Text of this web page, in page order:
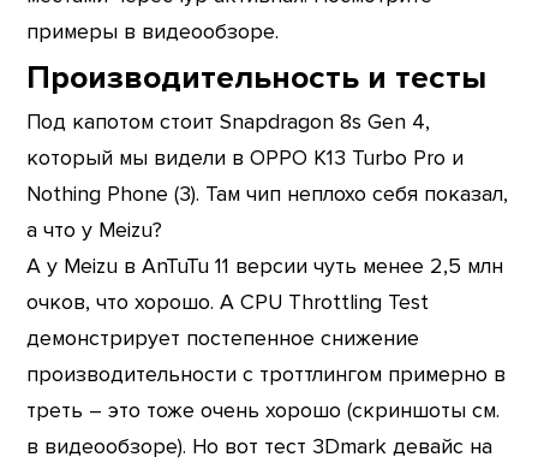
примеры в видеообзоре.
Производительность и тесты
Под капотом стоит Snapdragon 8s Gen 4,
который мы видели в OPPO K13 Turbo Pro и
Nothing Phone (3). Там чип неплохо себя показал,
а что у Meizu?
А у Meizu в AnTuTu 11 версии чуть менее 2,5 млн
очков, что хорошо. А CPU Throttling Test
демонстрирует постепенное снижение
производительности с троттлингом примерно в
треть – это тоже очень хорошо (скриншоты см.
в видеообзоре). Но вот тест 3Dmark девайс на